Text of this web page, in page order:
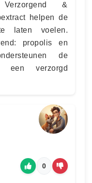
&
helpen de
laten voelen.
propolis en
de
een verzorgd
0